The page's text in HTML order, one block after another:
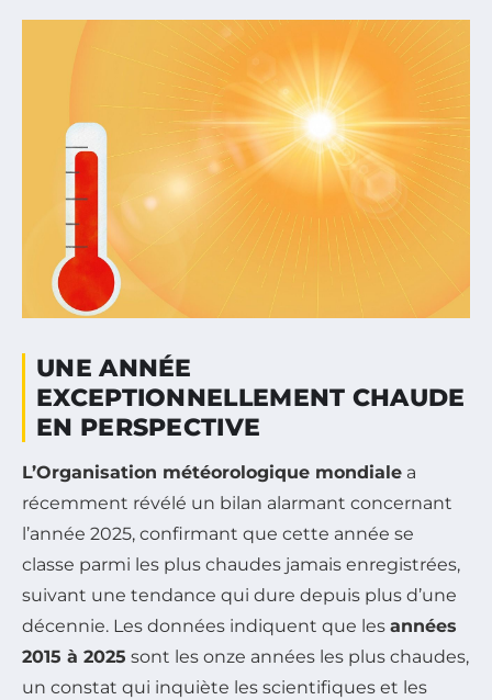
UNE ANNÉE
EXCEPTIONNELLEMENT CHAUDE
EN PERSPECTIVE
L’Organisation météorologique mondiale a
récemment révélé un bilan alarmant concernant
l’année 2025, confirmant que cette année se
classe parmi les plus chaudes jamais enregistrées,
suivant une tendance qui dure depuis plus d’une
décennie. Les données indiquent que les années
2015 à 2025 sont les onze années les plus chaudes,
un constat qui inquiète les scientifiques et les